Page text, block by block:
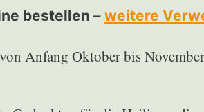
bestellen – weitere
Anfang Oktober bis